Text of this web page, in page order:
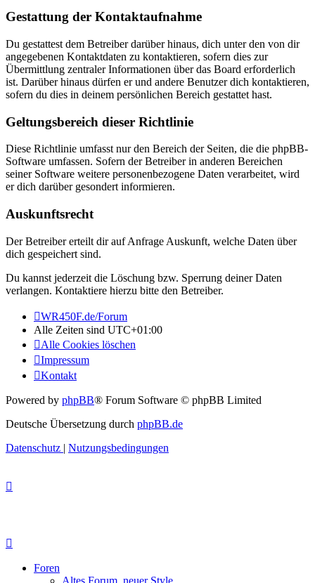
Gestattung der Kontaktaufnahme
Du gestattest dem Betreiber darüber hinaus, dich unter den von dir
angegebenen Kontaktdaten zu kontaktieren, sofern dies zur
Übermittlung zentraler Informationen über das Board erforderlich
ist. Darüber hinaus dürfen er und andere Benutzer dich kontaktieren,
sofern du dies in deinem persönlichen Bereich gestattet hast.
Geltungsbereich dieser Richtlinie
Diese Richtlinie umfasst nur den Bereich der Seiten, die die phpBB-
Software umfassen. Sofern der Betreiber in anderen Bereichen
seiner Software weitere personenbezogene Daten verarbeitet, wird
er dich darüber gesondert informieren.
Auskunftsrecht
Der Betreiber erteilt dir auf Anfrage Auskunft, welche Daten über
dich gespeichert sind.
Du kannst jederzeit die Löschung bzw. Sperrung deiner Daten
verlangen. Kontaktiere hierzu bitte den Betreiber.
WR450F.de/Forum
Alle Zeiten sind UTC+01:00
Alle Cookies löschen
Impressum
Kontakt
Powered by phpBB® Forum Software © phpBB Limited
Deutsche Übersetzung durch phpBB.de
Datenschutz | Nutzungsbedingungen
Foren